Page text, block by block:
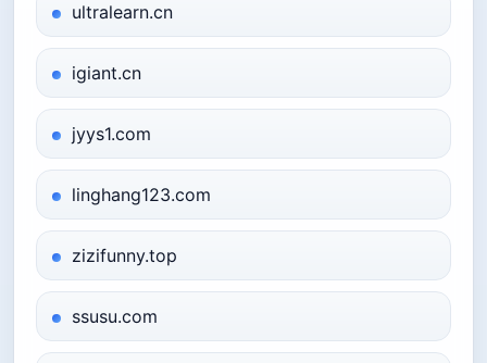
ultralearn.cn
igiant.cn
jyys1.com
linghang123.com
zizifunny.top
ssusu.com